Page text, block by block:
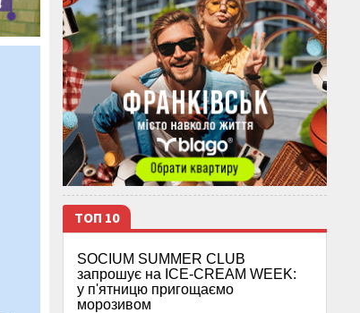
ТОП 10
SOCIUM SUMMER CLUB
запрошує на ICE-CREAM WEEK:
у п'ятницю пригощаємо
морозивом